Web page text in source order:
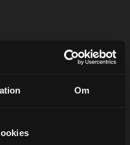
Om
på mejl. Ordrar skickas